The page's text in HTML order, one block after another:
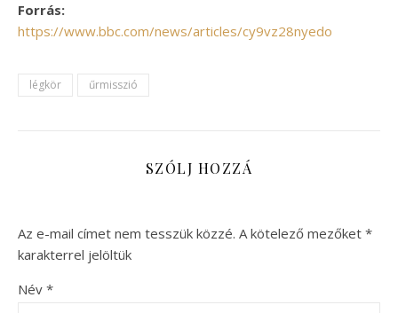
Forrás:
https://www.bbc.com/news/articles/cy9vz28nyedo
légkör űrmisszió
SZÓLJ HOZZÁ
Az e-mail címet nem tesszük közzé. A kötelező mezőket *
karakterrel jelöltük
Név *